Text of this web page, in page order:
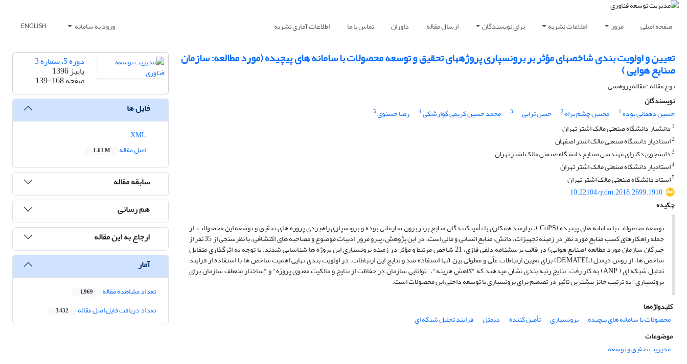
صفحه اصلی مرور اطلاعات نشریه برای نویسندگان ارسال مقاله داوران تماس با ما اطلاعات آماری نشریه ورود به سامانه ENGLISH
تعیین و اولویت ‏بندی شاخص‏های مؤثر بر برونسپاری پروژه‏های تحقیق و توسعه محصولات با سامانه های پیچیده (مورد مطالعه: سازمان
صنایع هوایی )
نوع مقاله : مقاله پژوهشی
نویسندگان
حسین دهقانی پوده1 محسن چشم براه2 حسن ترابی 3 محمد حسین کریمی گوارشکی4 رضا حسنوی5
1 دانشیار دانشگاه صنعتی مالک اشتر تهران
2استادیار دانشگاه صنعتی مالک اشتر اصفهان
3دانشجوی دکترای مهندسی صنایع دانشگاه صنعتی مالک اشتر تهران
4استادیار دانشگاه صنعتی مالک اشتر تهران
5استاد دانشگاه صنعتی مالک اشتر تهران
10.22104/jtdm.2018.2699.1910
چکیده
توسعه محصولات با سامانه های پیچیده (CoPS )، نیازمند همکاری با تأمین‏کنندگان منابع برتر برون سازمانی بوده و برونسپاری راهبردی پروژه های تحقیق و توسعه این محصولات، از
جمله راهکارهای کسب منابع مورد نظر در زمینه تجهیزات، دانش، منابع انسانی و مالی است. در این پژوهش، پیرو مرور ادبیات موضوع و مصاحبه های اکتشافی، با نظرسنجی از 35 نفر از
خبرگان سازمان مورد مطالعه (صنایع هوایی) در قالب پرسشنامه دلفی فازی، 21 شاخص مرتبط و مؤثر در زمینه برونسپاری این پروژه ها شناسایی شدند. با توجه به اثرگذاری متقابل
شاخص ها، از روش دیمتل (DEMATEL) برای تعیین ارتباطات علّی و معلولی بین آنها استفاده شد و نتایج این ارتباطات، در اولویت بندی نهایی اهمیت شاخص ها با استفاده از فرایند
تحلیل شبکه ای ( ANP) به کار رفت. نتایج رتبه بندی نشان می‏دهند که "کاهش هزینه"، "توانایی سازمان در حفاظت از نتایج و مالکیت معنوی پروژه" و "ساختار منعطف سازمان برای
برونسپاری" به ترتیب حائز بیشترین تأثیر در تصمیم برای برونسپاری یا توسعه داخلی این محصولات است.
کلیدواژه‌ها
محصولات با سامانه های پیچیده
برونسپاری تأمین کننده دیمتل
فرایند تحلیل شبکه ای
موضوعات
مدیریت تحقیق و توسعه
دوره 5، شماره 3
پاییز 1396
صفحه139-168
فایل ها
اصل مقاله
1.61 M
سابقه مقاله
هم رسانی
ارجاع به این مقاله
آمار
تعداد مشاهده مقاله 1,969
تعداد دریافت فایل اصل مقاله 3,432